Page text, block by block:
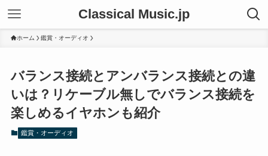
Classical Music.jp
ホーム 鑑賞・オーディオ
バランス接続とアンバランス接続との違
いは？リケーブル無しでバランス接続を
楽しめるイヤホンも紹介
鑑賞・オーディオ